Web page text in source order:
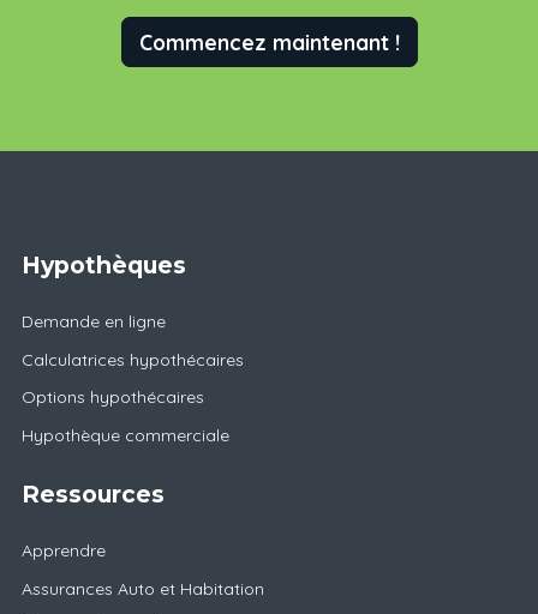
Commencez maintenant !
Hypothèques
Demande en ligne
Calculatrices hypothécaires
Options hypothécaires
Hypothèque commerciale
Ressources
Apprendre
Assurances Auto et Habitation